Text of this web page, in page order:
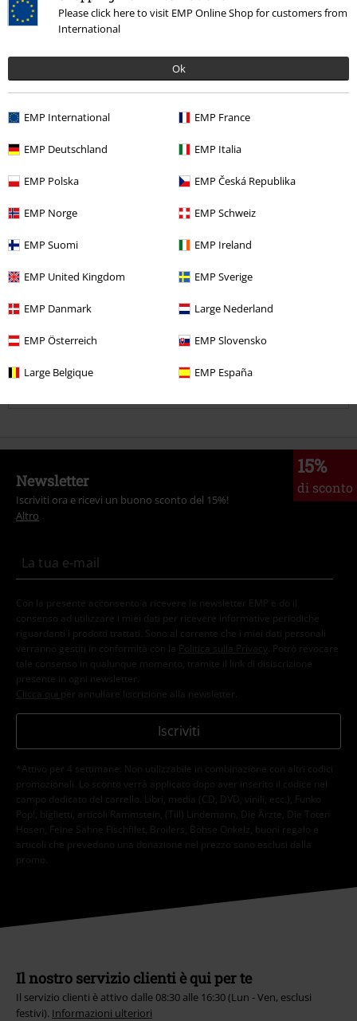
Please click here to visit EMP Online Shop for customers from
International
Ok
EMP International EMP France
EMP Deutschland EMP Italia
EMP Polska EMP Česká Republika
EMP Norge EMP Schweiz
EMP Suomi EMP Ireland
EMP United Kingdom EMP Sverige
EMP Danmark Large Nederland
EMP Österreich EMP Slovensko
Large Belgique EMP España
Pubblicato in data: mercoledì, 27 novembre
2019
li adoro
li accompagno con la collana gira tempo
Qualità
Recensione verificata
Il commento è stato utile?
Commenta
Invia un commento
15%
di sconto
Newsletter
Iscriviti ora e ricevi un buono sconto del 15%!
Altro
Con la presente acconsento a ricevere le newsletter EMP e do il
consenso ad utilizzare i miei dati per ricevere informative periodiche
riguardanti i prodotti trattati. Sono al corrente che i miei dati personali
verranno gestiti in conformità con la
Politica sulla Privacy
. Potrò revocare
tale consenso in qualunque momento, tramite il link di disiscrizione
presente in ogni newsletter.
Clicca qui per annullare liscrizione alla newsletter.
Iscriviti
*Attivo per 4 settimane. Non utilizzabile in combinazione con altri codici
promozionali. Lo sconto verrà applicato dopo aver inserito il codice nel
campo dedicato del carrello. Libri, media (CD, DVD, vinili, ecc.), Funko
Pop!, biglietti, articoli Rammstein, (Till) Lindemann, Die Ärzte, Die Toten
Hosen, Feine Sahne Fischfilet, Broilers, Böhse Onkelz, buoni regalo e
articoli che prevedono una donazione nel prezzo sono esclusi dalla
promo.
Il nostro servizio clienti è qui per te
Il servizio clienti è attivo dalle 08:30 alle 16:30 (Lun - Ven, esclusi
festivi). Informazioni ulteriori